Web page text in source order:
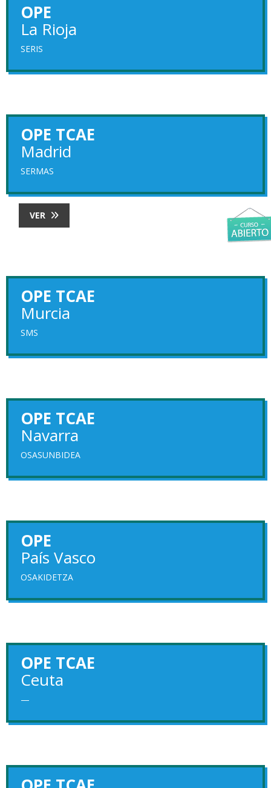
OPE
La Rioja
SERIS
OPE TCAE
Madrid
SERMAS
VER
OPE TCAE
Murcia
SMS
OPE TCAE
Navarra
OSASUNBIDEA
OPE
País Vasco
OSAKIDETZA
OPE TCAE
Ceuta
—